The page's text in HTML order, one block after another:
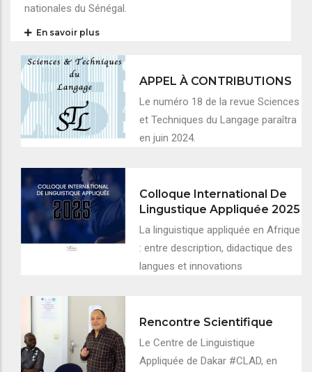
nationales du Sénégal.
En savoir plus
APPEL À CONTRIBUTIONS
Le numéro 18 de la revue Sciences
et Techniques du Langage paraîtra
en juin 2024.
Colloque International De
Lingustique Appliquée 2025
La linguistique appliquée en Afrique
: entre description, didactique des
langues et innovations
Rencontre Scientifique
Le Centre de Linguistique
Appliquée de Dakar #CLAD, en